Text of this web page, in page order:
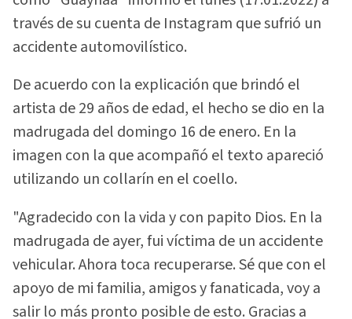
través de su cuenta de Instagram que sufrió un
accidente automovilístico.
De acuerdo con la explicación que brindó el
artista de 29 años de edad, el hecho se dio en la
madrugada del domingo 16 de enero. En la
imagen con la que acompañó el texto apareció
utilizando un collarín en el coello.
"Agradecido con la vida y con papito Dios. En la
madrugada de ayer, fui víctima de un accidente
vehicular. Ahora toca recuperarse. Sé que con el
apoyo de mi familia, amigos y fanaticada, voy a
salir lo más pronto posible de esto. Gracias a